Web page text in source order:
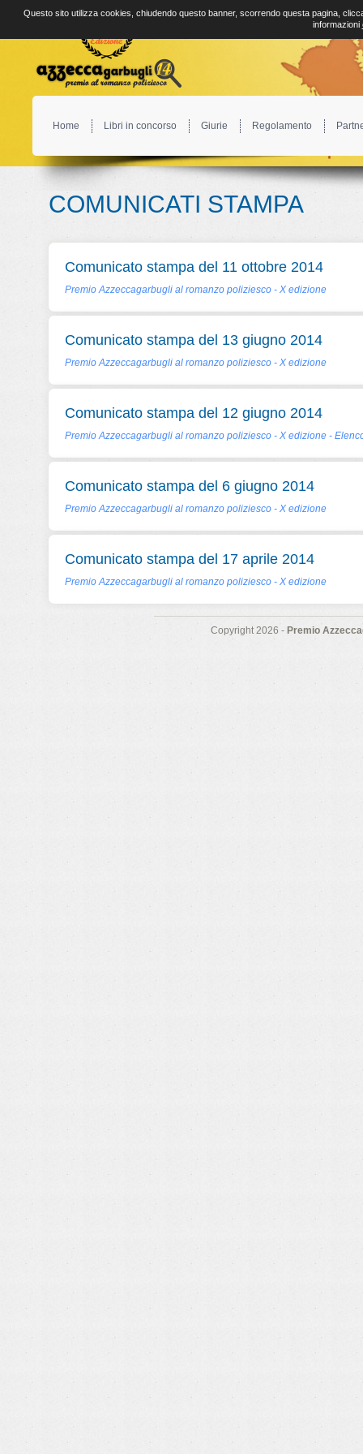
Home Libri in concorso Giurie Regolamento
COMUNICATI STAMPA
Comunicato stampa del 11 ottobre 2014
Premio Azzeccagarbugli al romanzo poliziesco - X edizione
Comunicato stampa del 13 giugno 2014
Premio Azzeccagarbugli al romanzo poliziesco - X edizione
Comunicato stampa del 12 giugno 2014
Premio Azzeccagarbugli al romanzo poliziesco - X edizione -
Comunicato stampa del 6 giugno 2014
Premio Azzeccagarbugli al romanzo poliziesco - X edizione
Comunicato stampa del 17 aprile 2014
Premio Azzeccagarbugli al romanzo poliziesco - X edizione
Copyright 2026 - Premio
Questo sito utilizza cookies, chiudendo questo banner, scorrendo questa pagina,
informazioni